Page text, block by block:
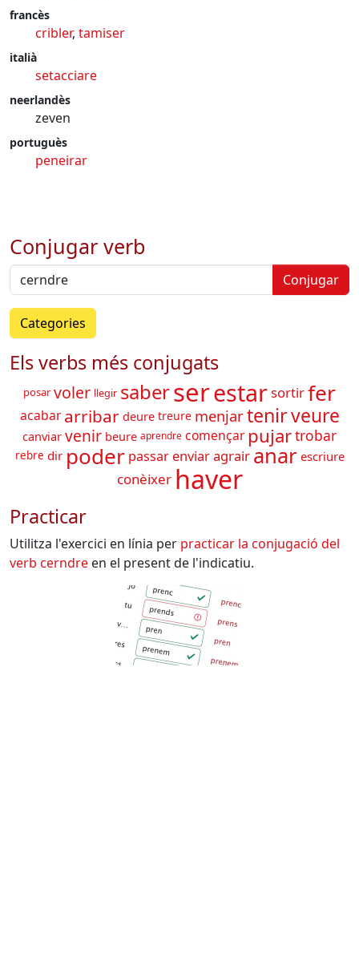
francès
cribler, tamiser
italià
setacciare
neerlandès
zeven
portuguès
peneirar
Conjugar verb
Conjugar
Categories
Els verbs més conjugats
posar voler llegir saberserestarsortirfer
acabar arribar deure treure menjartenirveure
canviar venir beure aprendre començar pujartrobar
rebre dir poder passar enviaragrair anar escriure
conèixer haver
Practicar
Utilitza l'exercici en línia per practicar la conjugació del
verb cerndre en el present de l'indicatiu.